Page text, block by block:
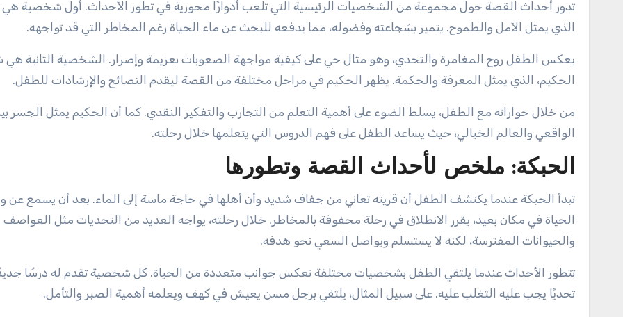
تدور أحداث القصة حول مجموعة من الشخصيات الرئيسية التي تلعب أدوارًا محورية في تطور الأحداث. أول شخصية هي
الذي يمثل الأمل والطموح. يتميز بشجاعته وفضوله، مما يدفعه للبحث عن ماء الحياة رغم المخاطر التي قد تواجهه.
يعكس الطفل روح المغامرة والتحدي، وهو مثال حي على كيفية مواجهة الصعوبات بعزيمة وإصرار. الشخصية الثانية
الحكيم، الذي يمثل المعرفة والحكمة. يظهر الحكيم في مراحل مختلفة من القصة ليقدم النصائح والإرشادات للطفل.
من خلال حواراته مع الطفل، يسلط الضوء على أهمية التعلم من التجارب والتفكير النقدي. كما أن الحكيم يمثل الجسر
الواقعي والعالم الخيالي، حيث يساعد الطفل على فهم الدروس التي يتعلمها خلال رحلته.
الحبكة: ملخص لأحداث القصة وتطورها
تبدأ الحبكة عندما يكتشف الطفل أن قريته تعاني من جفاف شديد وأن أهلها في حاجة ماسة إلى الماء. بعد أن يسمع عن
الحياة في مكان بعيد، يقرر الانطلاق في رحلة محفوفة بالمخاطر. خلال رحلته، يواجه العديد من التحديات مثل العواصف
والحيوانات المفترسة، لكنه لا يستسلم ويواصل السعي نحو هدفه.
تتطور الأحداث عندما يلتقي الطفل بشخصيات مختلفة تعكس جوانب متعددة من الحياة. كل شخصية تقدم له درسًا
تحديًا يجب عليه التغلب عليه. على سبيل المثال، يلتقي برجل مسن يعيش في كهف ويعلمه أهمية الصبر والتأمل.